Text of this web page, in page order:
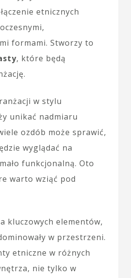
etnicznych
formami. Stworzy to
, które będą
w stylu
unikać nadmiaru
ozdób może sprawić,
wyglądać na
funkcjonalną. Oto
warto wziąć pod
kluczowych elementów,
w przestrzeni.
etniczne w różnych
nie tylko w